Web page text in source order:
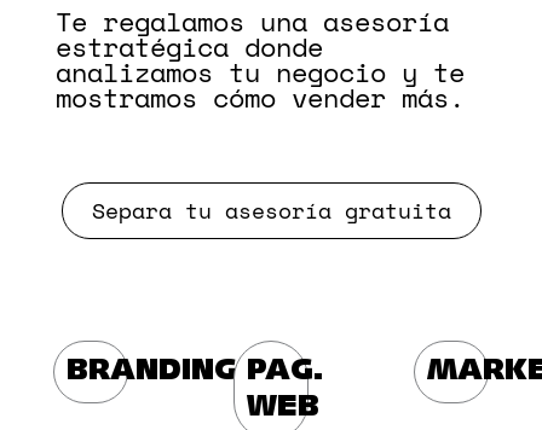
Te regalamos una asesoría
estratégica donde
analizamos tu negocio y te
mostramos cómo vender más.
Separa tu asesoría gratuita
BRANDING
PAG.
WEB